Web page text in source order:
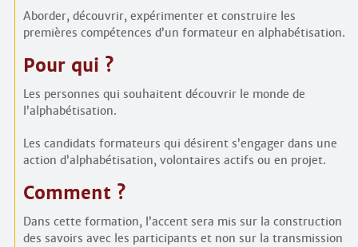
Aborder, découvrir, expérimenter et construire les
premières compétences d’un formateur en alphabétisation.
Pour qui ?
Les personnes qui souhaitent découvrir le monde de
l’alphabétisation.
Les candidats formateurs qui désirent s’engager dans une
action d’alphabétisation, volontaires actifs ou en projet.
Comment ?
Dans cette formation, l’accent sera mis sur la construction
des savoirs avec les participants et non sur la transmission